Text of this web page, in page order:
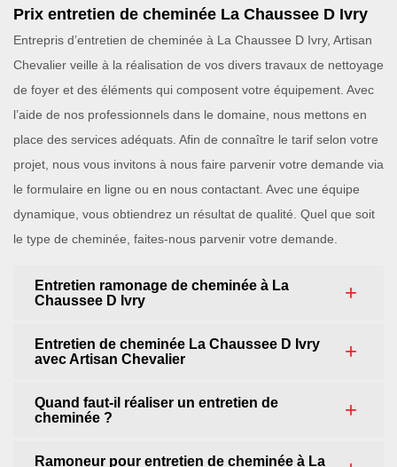
Prix entretien de cheminée La Chaussee D Ivry
Entrepris d’entretien de cheminée à La Chaussee D Ivry, Artisan
Chevalier veille à la réalisation de vos divers travaux de nettoyage
de foyer et des éléments qui composent votre équipement. Avec
l’aide de nos professionnels dans le domaine, nous mettons en
place des services adéquats. Afin de connaître le tarif selon votre
projet, nous vous invitons à nous faire parvenir votre demande via
le formulaire en ligne ou en nous contactant. Avec une équipe
dynamique, vous obtiendrez un résultat de qualité. Quel que soit
le type de cheminée, faites-nous parvenir votre demande.
Entretien ramonage de cheminée à La
Chaussee D Ivry
Entretien de cheminée La Chaussee D Ivry
avec Artisan Chevalier
Quand faut-il réaliser un entretien de
cheminée ?
Ramoneur pour entretien de cheminée à La